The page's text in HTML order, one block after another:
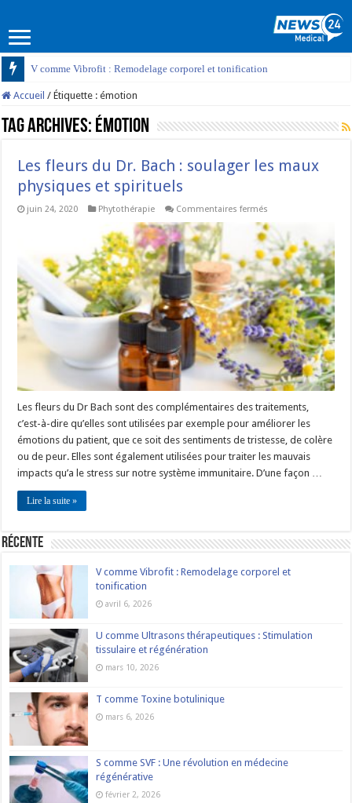
V comme Vibrofit : Remodelage corporel et tonification
Accueil / Étiquette :émotion
Tag Archives: émotion
Les fleurs du Dr. Bach : soulager les maux
physiques et spirituels
juin 24, 2020 Phytothérapie Commentaires fermés
fleurs
du
Dr.
Bach
:
soulager
les
maux
physiques
et
spirituels
Les fleurs du Dr Bach sont des complémentaires des traitements,
c’est-à-dire qu’elles sont utilisées par exemple pour améliorer les
émotions du patient, que ce soit des sentiments de tristesse, de colère
ou de peur. Elles sont également utilisées pour traiter les mauvais
impacts qu’a le stress sur notre système immunitaire. D’une façon …
Lire la suite »
Récente
V comme Vibrofit : Remodelage corporel et
tonification
avril 6, 2026
U comme Ultrasons thérapeutiques : Stimulation
tissulaire et régénération
mars 10, 2026
T comme Toxine botulinique
mars 6, 2026
S comme SVF : Une révolution en médecine
régénérative
février 2, 2026